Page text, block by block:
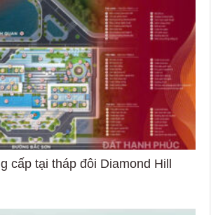
cấp tại tháp đôi Diamond Hill